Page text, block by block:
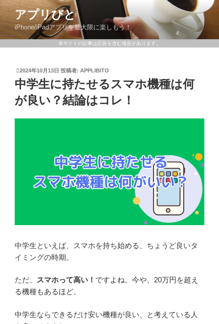
アプリびと
iPhone/iPadアプリを最大限に楽しもう！
本サイトの記事は広告を含む場合があります。
2024年10月13日 投稿者: APPLIBITO
中学生に持たせるスマホ機種は何
が良い？結論はコレ！
中学生といえば、スマホを持ち始める、ちょうど良いタ
イミングの時期。
ただ、 スマホって高い！ ですよね。今や、20万円を超え
る機種もあるほど。
中学生ならできるだけ安い機種が良い、と考えている人